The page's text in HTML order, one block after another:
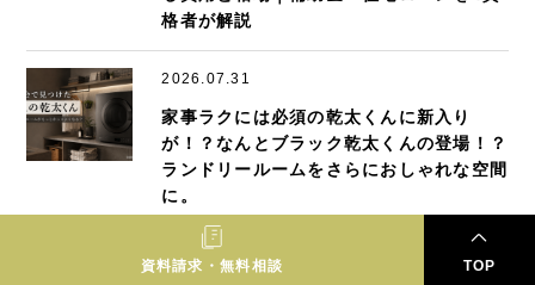
格者が解説
2026.07.31
家事ラクには必須の乾太くんに新入り
が！？なんとブラック乾太くんの登場！？
ランドリールームをさらにおしゃれな空間
に。
2026.07.30
資料請求・無料相談 TOP